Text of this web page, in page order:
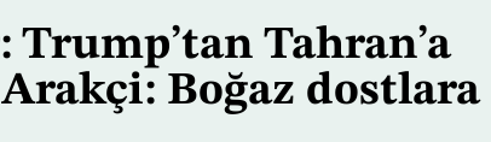
Tahran’a
Boğaz dostlara